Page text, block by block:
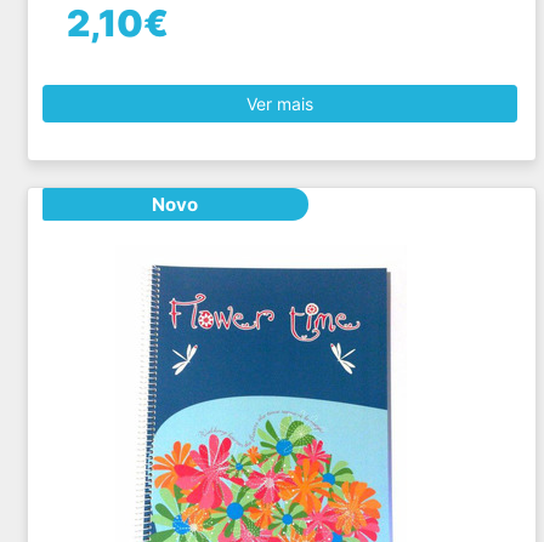
2,10€
Ver mais
Novo